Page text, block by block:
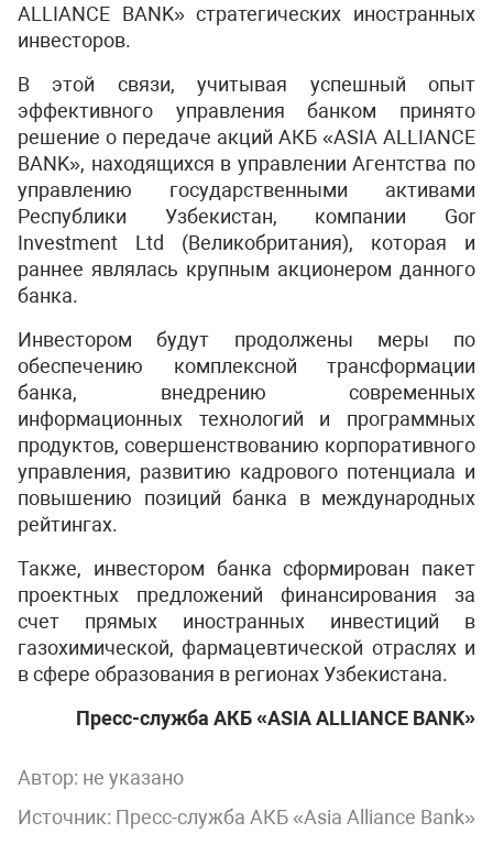
ALLIANCE BANK» стратегических иностранных
инвесторов.
В этой связи, учитывая успешный опыт
эффективного управления банком принято
решение о передаче акций АКБ «ASIA ALLIANCE
BANK», находящихся в управлении Агентства по
управлению государственными активами
Республики Узбекистан, компании Gor
Investment Ltd (Великобритания), которая и
раннее являлась крупным акционером данного
банка.
Инвестором будут продолжены меры по
обеспечению комплексной трансформации
банка, внедрению современных
информационных технологий и программных
продуктов, совершенствованию корпоративного
управления, развитию кадрового потенциала и
повышению позиций банка в международных
рейтингах.
Также, инвестором банка сформирован пакет
проектных предложений финансирования за
счет прямых иностранных инвестиций в
газохимической, фармацевтической отраслях и
в сфере образования в регионах Узбекистана.
Пресс-служба АКБ «ASIA ALLIANCE BANK»
Автор: не указано
Источник: Пресс-служба АКБ «Asia Alliance Bank»